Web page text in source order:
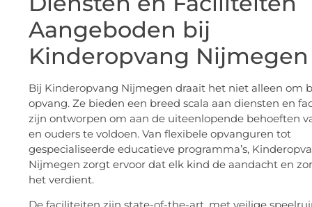
Aangeboden bij
Kinderopvang Nijmegen
Bij Kinderopvang Nijmegen draait het niet alleen om
opvang. Ze bieden een breed scala aan diensten en
zijn ontworpen om aan de uiteenlopende behoeften
en ouders te voldoen. Van flexibele opvanguren tot
gespecialiseerde educatieve programma’s,
Nijmegen zorgt ervoor dat elk kind de aandacht en
het verdient.